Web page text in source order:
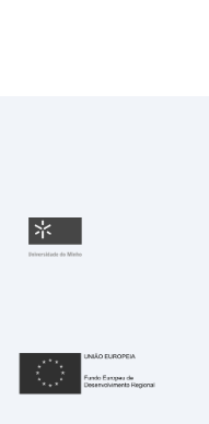
Fundação para a
República Portuguesa